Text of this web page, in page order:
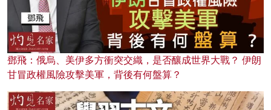
鄧飛：俄烏、美伊多方衝突交織，是否釀成世界大戰？ 伊朗
甘冒政權風險攻擊美軍，背後有何盤算？